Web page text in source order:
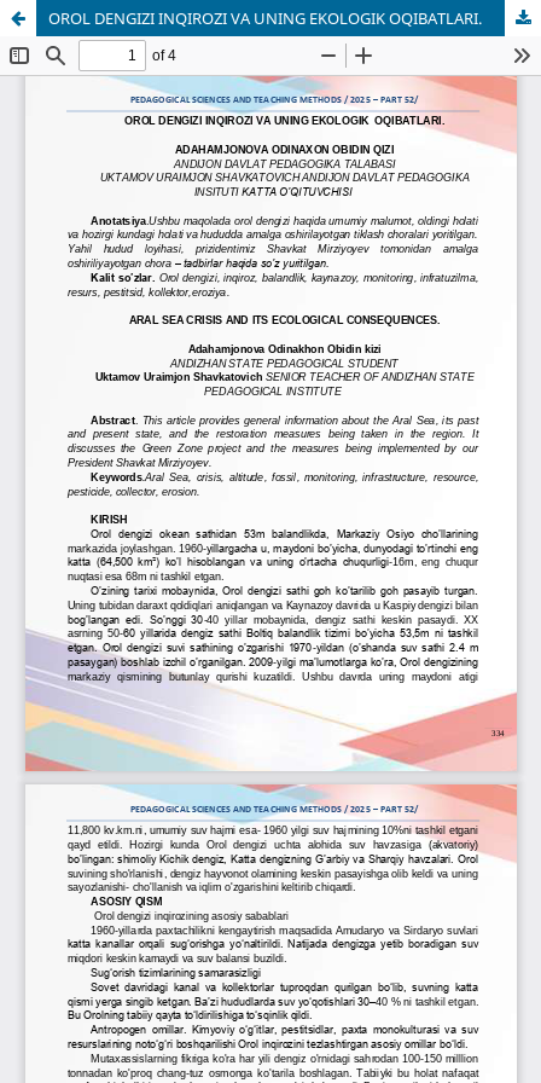
OROL DENGIZI INQIROZI VA UNING EKOLOGIK OQIBATLARI.